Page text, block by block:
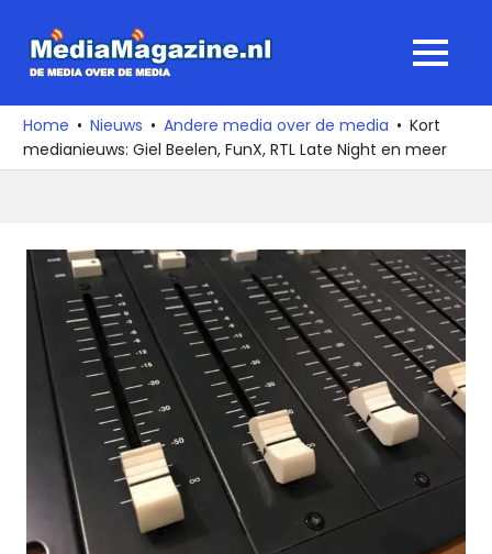
naar
media
over
de
MENU
Home Nieuws Andere media over de media
Kort
medianieuws: Giel Beelen, FunX, RTL Late Night en meer